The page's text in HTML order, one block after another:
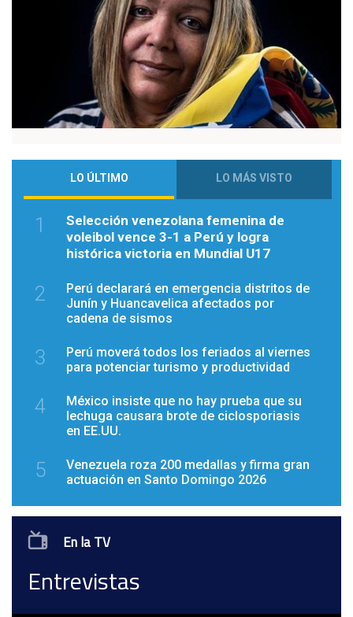
LO ÚLTIMO LO MÁS VISTO
1
Selección venezolana femenina de
voleibol vence 3-1 a Perú y logra
histórica victoria en Mundial U17
2
Perú declarará en emergencia distritos de
Junín y Huancavelica afectados por
cadena de sismos
3
Perú moverá todos los feriados al viernes
para potenciar turismo y productividad
4
México insiste que no hay prueba que su
lechuga causara brote de ciclosporiasis
en EE.UU.
5
Venezuela roza 200 medallas y firma gran
actuación en Santo Domingo 2026
En la TV
Entrevistas